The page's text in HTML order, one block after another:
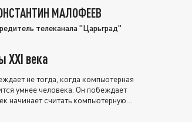
МАЛОФЕЕВ
телеканала "Царьград"
XXI века
не тогда, когда компьютерная
умнее человека. Он побеждает
начинает считать компьютерную